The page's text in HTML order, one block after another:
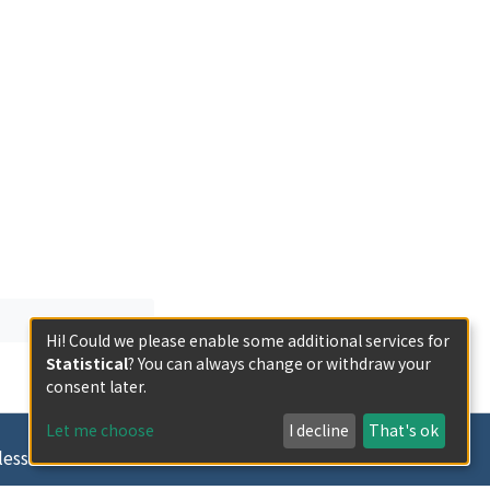
otherwise indicated.
Hi! Could we please enable some additional services for
Statistical? You can always change or withdraw your
consent later.
Let me choose I decline That's ok